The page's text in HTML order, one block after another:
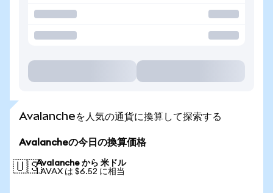
Avalancheを人気の通貨に換算して探索する
Avalancheの今日の換算価格
🇺🇸Avalanche から 米ドル
1 AVAX は $6.52 に相当